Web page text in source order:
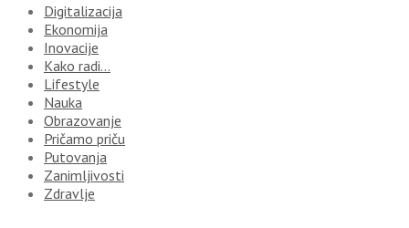
Digitalizacija
Ekonomija
Inovacije
Kako radi…
Lifestyle
Nauka
Obrazovanje
Pričamo priču
Putovanja
Zanimljivosti
Zdravlje